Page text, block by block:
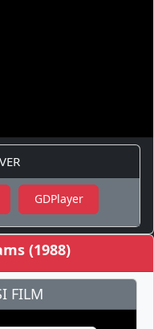
GDPlayer
(1988)
FILM